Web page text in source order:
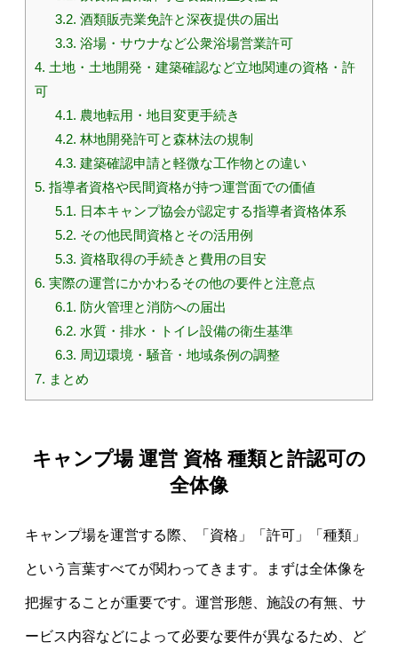
3.2. 酒類販売業免許と深夜提供の届出
3.3. 浴場・サウナなど公衆浴場営業許可
4. 土地・土地開発・建築確認など立地関連の資格・許
可
4.1. 農地転用・地目変更手続き
4.2. 林地開発許可と森林法の規制
4.3. 建築確認申請と軽微な工作物との違い
5. 指導者資格や民間資格が持つ運営面での価値
5.1. 日本キャンプ協会が認定する指導者資格体系
5.2. その他民間資格とその活用例
5.3. 資格取得の手続きと費用の目安
6. 実際の運営にかかわるその他の要件と注意点
6.1. 防火管理と消防への届出
6.2. 水質・排水・トイレ設備の衛生基準
6.3. 周辺環境・騒音・地域条例の調整
7. まとめ
キャンプ場 運営 資格 種類と許認可の
全体像
キャンプ場を運営する際、「資格」「許可」「種類」
という言葉すべてが関わってきます。まずは全体像を
把握することが重要です。運営形態、施設の有無、サ
ービス内容などによって必要な要件が異なるため、ど